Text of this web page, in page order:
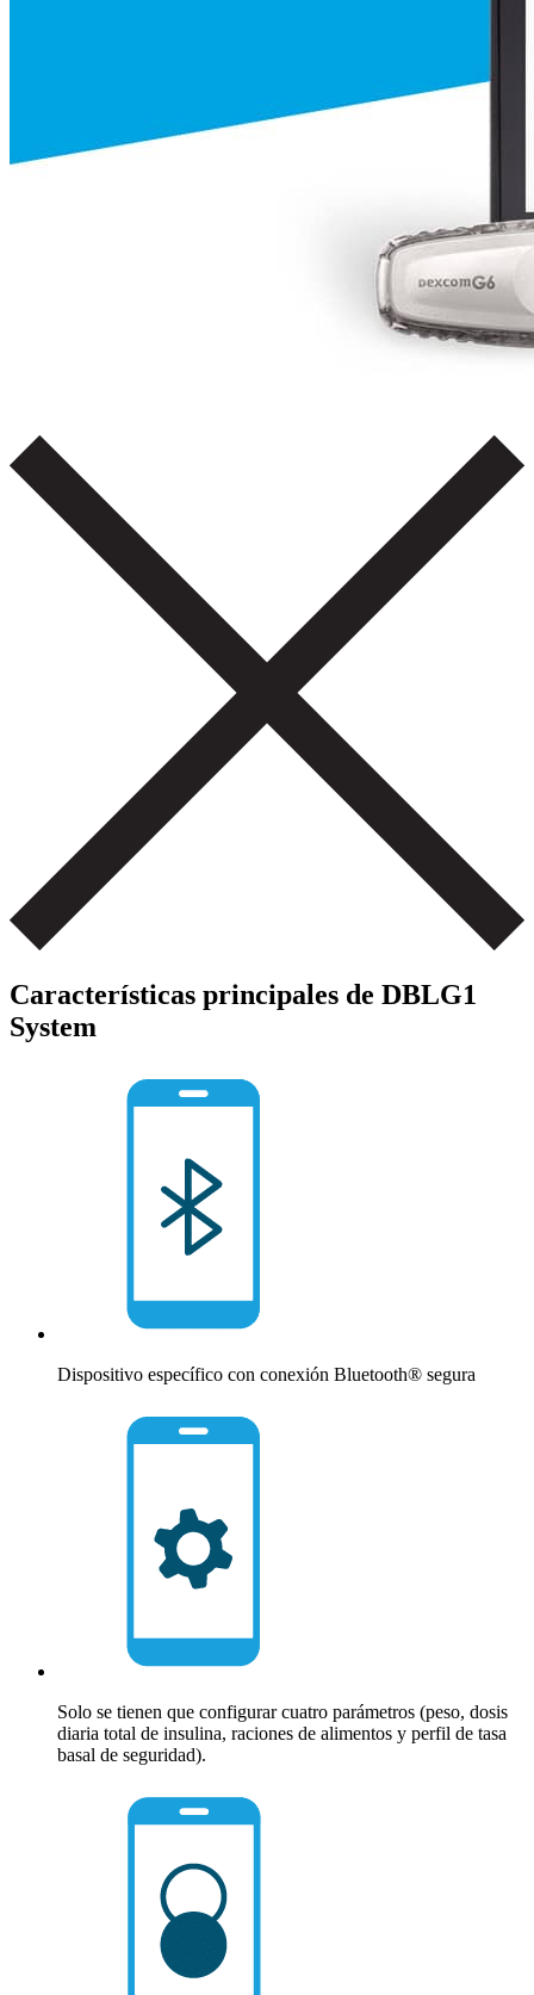
Características principales de DBLG1
System
Dispositivo específico con conexión Bluetooth® segura
Solo se tienen que configurar cuatro parámetros (peso, dosis
diaria total de insulina, raciones de alimentos y perfil de tasa
basal de seguridad).